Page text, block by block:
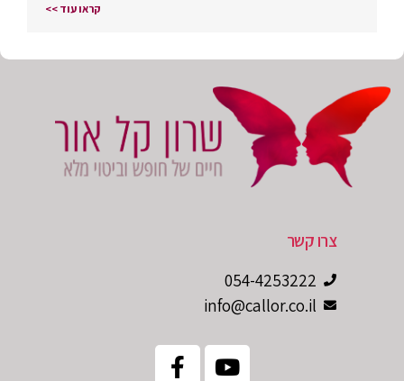
קראו עוד >>
צרו קשר
054-4253222
info@callor.co.il